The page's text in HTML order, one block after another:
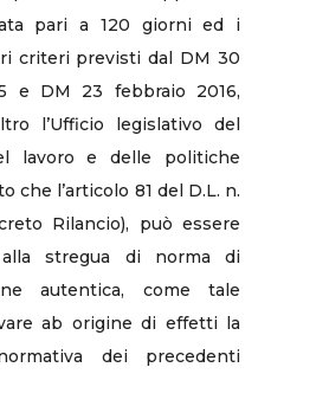
pari a 120 giorni ed i
criteri previsti dal DM 30
e DM 23 febbraio 2016,
l’Ufficio legislativo del
lavoro e delle politiche
che l’articolo 81 del D.L. n.
Rilancio), può essere
alla stregua di norma di
autentica, come tale
ab origine di effetti la
dei precedenti